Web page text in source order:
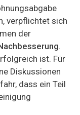
verpflichtet sich
der
.
ist. Für
Diskussionen
dass ein Teil